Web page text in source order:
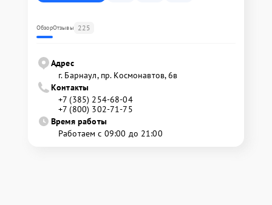
ОбзорОтзывы 225
Адрес
г. Барнаул, ​пр. Космонавтов, 6в
Контакты
+7 (385) 254-68-04
+7 (800) 302-71-75
Время работы
Работаем с 09:00 до 21:00